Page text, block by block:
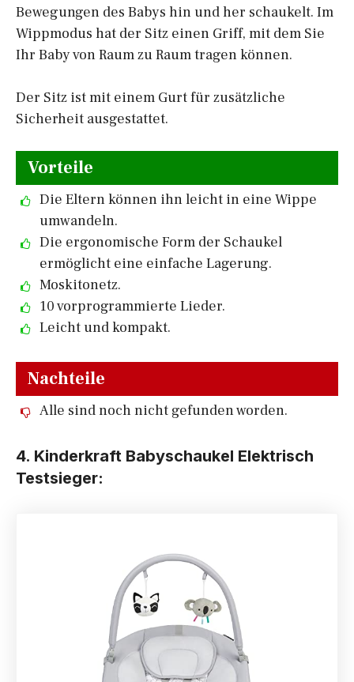
Bewegungen des Babys hin und her schaukelt. Im
Wippmodus hat der Sitz einen Griff, mit dem Sie
Ihr Baby von Raum zu Raum tragen können.
Der Sitz ist mit einem Gurt für zusätzliche
Sicherheit ausgestattet.
Vorteile
Die Eltern können ihn leicht in eine Wippe
umwandeln.
Die ergonomische Form der Schaukel
ermöglicht eine einfache Lagerung.
Moskitonetz.
10 vorprogrammierte Lieder.
Leicht und kompakt.
Nachteile
Alle sind noch nicht gefunden worden.
4. Kinderkraft Babyschaukel Elektrisch
Testsieger: